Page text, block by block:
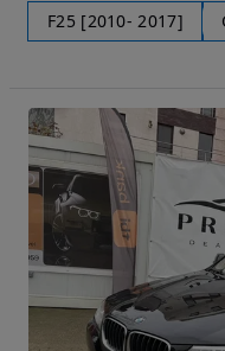
F25 [2010- 2017]